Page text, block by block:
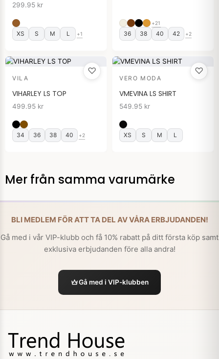
299.95 kr
XS S M L +1
+21
36 38 40 42 +2
♡
VILA
VIHARLEY LS TOP
499.95 kr
34 36 38 40 +2
♡
VERO MODA
VMEVINA LS SHIRT
549.95 kr
XS S M L
Mer från samma varumärke
BLI MEDLEM FÖR ATT TA DEL AV VÅRA ERBJUDANDEN!
Gå med i vår VIP-klubb och få 10% rabatt på ditt första köp samt
exklusiva erbjudanden före alla andra!
Gå med i VIP-klubben